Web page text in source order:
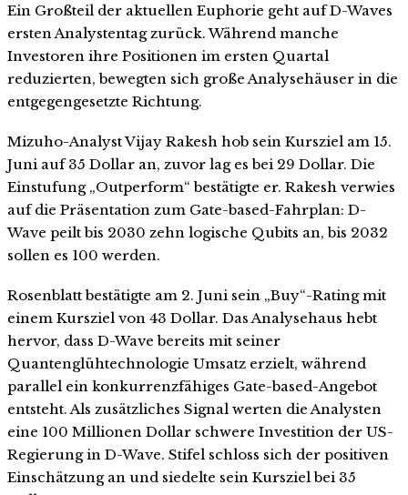
Ein Großteil der aktuellen Euphorie geht auf D-Waves
ersten Analystentag zurück. Während manche
Investoren ihre Positionen im ersten Quartal
reduzierten, bewegten sich große Analysehäuser in die
entgegengesetzte Richtung.
Mizuho-Analyst Vijay Rakesh hob sein Kursziel am 15.
Juni auf 35 Dollar an, zuvor lag es bei 29 Dollar. Die
Einstufung „Outperform“ bestätigte er. Rakesh verwies
auf die Präsentation zum Gate-based-Fahrplan: D-
Wave peilt bis 2030 zehn logische Qubits an, bis 2032
sollen es 100 werden.
Rosenblatt bestätigte am 2. Juni sein „Buy“-Rating mit
einem Kursziel von 43 Dollar. Das Analysehaus hebt
hervor, dass D-Wave bereits mit seiner
Quantenglühtechnologie Umsatz erzielt, während
parallel ein konkurrenzfähiges Gate-based-Angebot
entsteht. Als zusätzliches Signal werten die Analysten
eine 100 Millionen Dollar schwere Investition der US-
Regierung in D-Wave. Stifel schloss sich der positiven
Einschätzung an und siedelte sein Kursziel bei 35